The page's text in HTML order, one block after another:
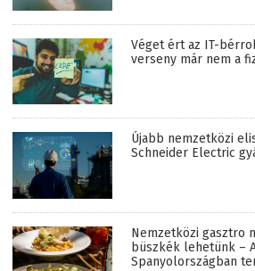
Véget ért az IT-
verseny már nem a
Újabb nemzetközi
Schneider Electric
Nemzetközi gasztro
büszkék lehetünk –
Spanyolországban